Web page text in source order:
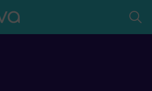
dijaških IJPP vozovnic se začne 25.